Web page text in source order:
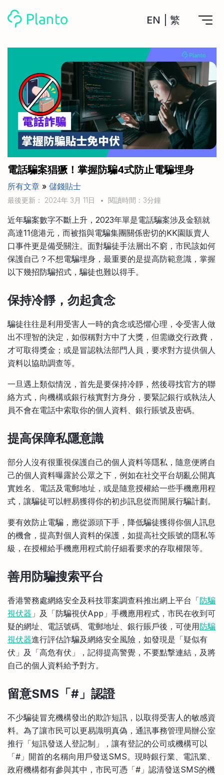
EN 繁
計劃買樓
計劃買樓第一步
全功能記賬
管理及分析所有戶口
管理MPF戶口
一次過管理所有強積金戶口
申請清卡數/私人貸款
CreFIT x Planto推廣優惠
工具
私人貸款
年利率/APR/年息比較
投資戶口 (美股)
比較最抵美股投資戶口
投資戶口 (港股)
比較最抵港股投資戶口
比較最抵Crypto交易所
月供股票計劃
定期存款
比較定存利率
信用卡
比較各種最優惠信用卡
關於我們
Academy
Marketplace
其他網站
手機App與理財資訊
商業解決方案
企業服務
電話騙案猖獗！掌握防騙4式防止電騙埋身
所有文章 » 儲錢貼士
最後更新： 2024年 3月 11日 • 閱讀時間：3分鐘
近年騙案數字不斷上升，2023年單是電話騙案涉及金額就
高達11億港元，而被指與電騙集團關係密切的KK園販賣人
口事件更是備受關注。面對騙徒手法層出不窮，市民該如何
保護自己？不想電騙埋身，最重要的是提高防範意識，掌握
以下幾招防騙招式，騙徒也難以得手。
保持冷靜，勿起貪念
騙徒往往是利用受害人一時的貪念或恐懼心理，令受害人做
出不理智的決定，如假稱對方中了大獎，但需繳交行政費，
才可取得獎金；或是冒認執法部門人員，要求對方提供個人
資料以協助調查等。
一旦遇上類似情況，首先是要保持冷靜，然後尋找官方的聯
絡方式，向機構或銀行核實對方身分，要緊記銀行或執法人
員不會在電話中索取你的個人資料、銀行賬號及密碼。
提高保障私隱意識
部分人沒有很重視保護自己的個人資料等隱私，隨意便將自
己的個人資料曝露於公眾之下，例如在社交平台胡亂公開真
實姓名、電話及電郵地址，或是隨意授權給一些手機應用程
式，讓騙徒可以輕易獲得你的初步訊息從而開展行騙計劃。
要有效防止電騙，應從源頭下手，降低騙徒獲得你個人訊息
的機會，提高對個人資料的保護，如提高社交賬號的隱私等
級，在授權給手機應用程式前仔細看要求的存取權限等。
善用防騙搜索平台
香港警務處網絡安全及科技罪案調查科推出網上平台「防騙
視伏器 」及「防騙視伏App」手機應用程式，市民在收到可
疑的網址、電話號碼、電郵地址、銀行賬戶後，可使用防騙
視伏器進行評估詐騙及網絡安全風險，如發現是「疑似有
伏」及「高危有伏」，記得提高警覺，不要點撃連結，及將
自己的個人資料給予對方。
留意SMS 「# 」認證
不少騙徒冒充機構發出的欺詐短訊，以取得受害人的敏感資
料。為了讓市民可以更易識明真偽，通訊事務管理局辦公室
推行「短訊發送人登記制」，讓有登記的公司或機構可以
「#」開首的名稱向用戶發送SMS。現時銀行業、電訊業、
政府機構都有參與其中，市民可憑「#」認清發送SMS的機